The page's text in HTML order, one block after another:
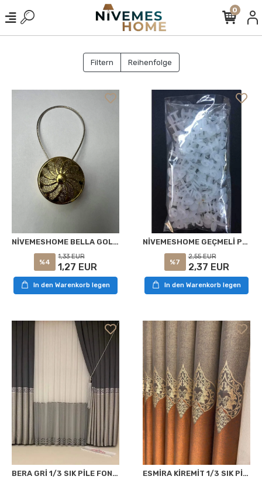
0
Filtern Reihenfolge
NİVEMESHOME BELLA GOLD VORHANGHALTER
%4
1,33 EUR
1,27 EUR
In den Warenkorb legen
NİVEMESHOME GEÇMELİ PERDE VE TÜL DÜĞMESİ KORNİŞ HALKASI(80 ADET)
%7
2,55 EUR
2,37 EUR
In den Warenkorb legen
BERA GRİ 1/3 SIK PİLE FON PERDE APM ESMİRA KİREMİT 1/3 SIK PİLE FON PERDE APM